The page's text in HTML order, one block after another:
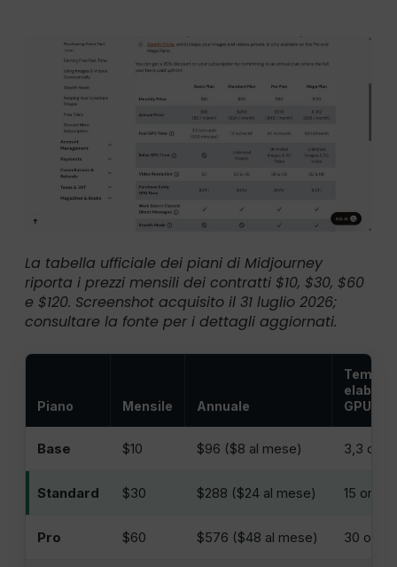
La tabella ufficiale dei piani di Midjourney
riporta i prezzi mensili dei contratti $10, $30, $60
e $120. Screenshot acquisito il 31 luglio 2026;
consultare la fonte per i dettagli aggiornati.
Piano Mensile Annuale
Tempo
GPU
Base $10 $96 ($8 al mese) 3,3 ore
Standard $30 $288 ($24 al mese) 15 ore
Pro $60 $576 ($48 al mese) 30 ore